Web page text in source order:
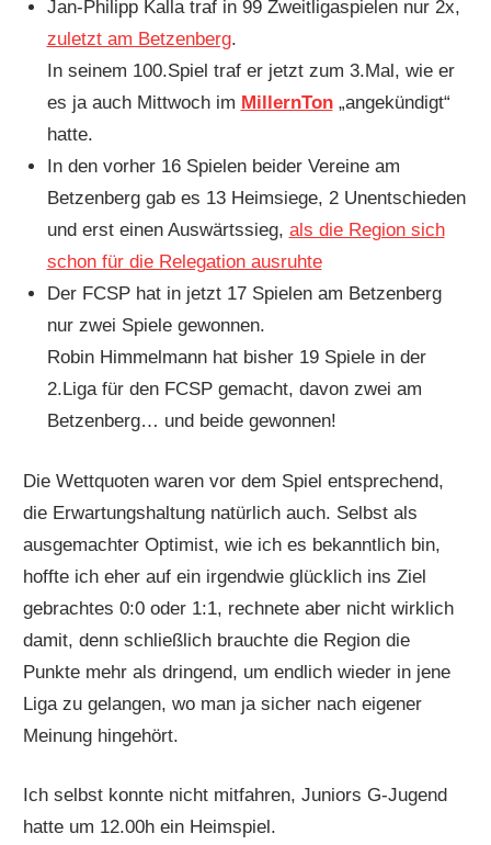
Jan-Philipp Kalla traf in 99 Zweitligaspielen nur 2x,
zuletzt am Betzenberg.
In seinem 100.Spiel traf er jetzt zum 3.Mal, wie er
es ja auch Mittwoch im MillernTon„angekündigt“
hatte.
In den vorher 16 Spielen beider Vereine am
Betzenberg gab es 13 Heimsiege, 2 Unentschieden
und erst einen Auswärtssieg, als die Region sich
schon für die Relegation ausruhte
Der FCSP hat in jetzt 17 Spielen am Betzenberg
nur zwei Spiele gewonnen.
Robin Himmelmann hat bisher 19 Spiele in der
2.Liga für den FCSP gemacht, davon zwei am
Betzenberg… und beide gewonnen!
Die Wettquoten waren vor dem Spiel entsprechend,
die Erwartungshaltung natürlich auch. Selbst als
ausgemachter Optimist, wie ich es bekanntlich bin,
hoffte ich eher auf ein irgendwie glücklich ins Ziel
gebrachtes 0:0 oder 1:1, rechnete aber nicht wirklich
damit, denn schließlich brauchte die Region die
Punkte mehr als dringend, um endlich wieder in jene
Liga zu gelangen, wo man ja sicher nach eigener
Meinung hingehört.
Ich selbst konnte nicht mitfahren, Juniors G-Jugend
hatte um 12.00h ein Heimspiel.